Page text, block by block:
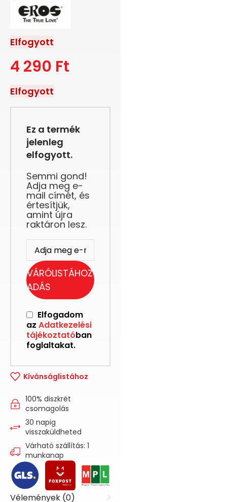
Elfogyott
4 290 Ft
Elfogyott
Ez a termék
jelenleg
elfogyott.
Semmi gond!
Adja meg e-
mail címét, és
értesítjük,
amint újra
raktáron lesz.
VÁRÓLISTÁHOZ
ADÁS
Elfogadom
az Adatkezelési
tájékoztatóban
foglaltakat.
Kívánságlistához
100% diszkrét
csomagolás
30 napig
visszaküldheted
Várható szállítás: 1
munkanap
Vélemények (0)